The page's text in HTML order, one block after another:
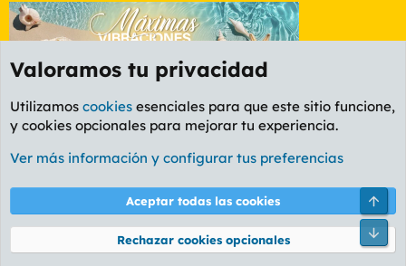
Etiquetas
Cookies
PL OLDSTYLE AMARILLO
Términos y reglas Política de privacidad Ayuda
Community platform by XenForo® © 2010-2026 XenForo Ltd.
Valoramos tu privacidad
Utilizamos cookies esenciales para que este sitio funcione,
y cookies opcionales para mejorar tu experiencia.
Ver más información y configurar tus preferencias
Aceptar todas las cookies
Rechazar cookies opcionales
Pie